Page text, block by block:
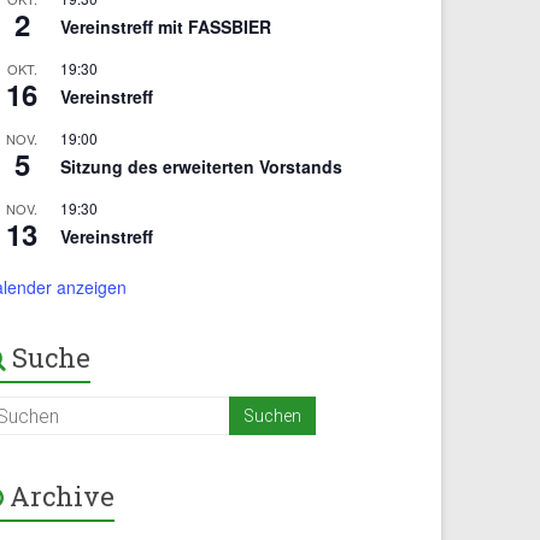
2 Vereinstreff mit FASSBIER
OKT.
16
19:30
Vereinstreff
NOV.
5
19:00
Sitzung des erweiterten Vorstands
NOV.
13
19:30
Vereinstreff
anzeigen
Suche
Archive